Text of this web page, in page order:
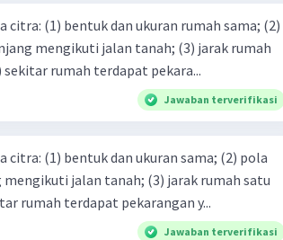
sama; (2)
jalan tanah; (3) jarak rumah
sama lain sama; (4) sekitar rumah terdapat pekara...
Jawaban terverifikasi
(2) pola
tanah; (3) jarak rumah satu
(4) sekitar rumah terdapat pekarangan y...
Jawaban terverifikasi